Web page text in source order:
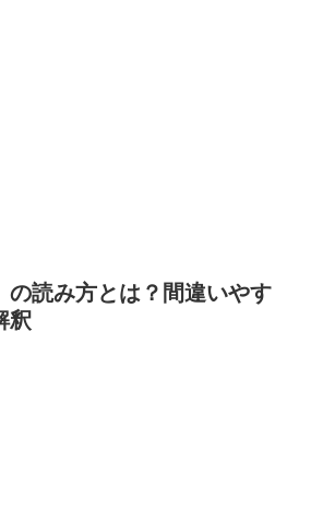
の読み方とは？間違いやす
釈